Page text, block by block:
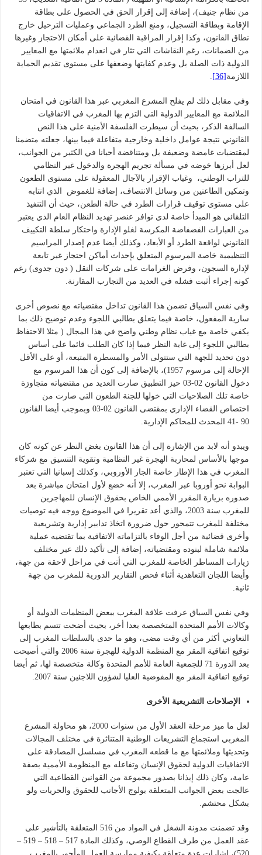
من نظام جنيف)، إضافة إلى إقرار الحق في الحصول على بطاقة
الإقامة وبطاقة التسجيل، ومنع الطرد الجماعي وعمليات الترحيل خارج
نطاق القانون، وكذا إقرار المراقبة القضائية على أمكان الاحتجاز وغيرها
من الضمانات، رغم النقاشات التي تثار في انعدام ملائمتها مع المعايير
الدولية ذات الصلة بل وعدم كفايتها وضعفها على مستوى تقديم الحماية
اللازمة[36]
وفي مقابل ذلك لم يفلح المشرع المغربي عبر هذا القانون في امتحان
الملائمة مع المعايير الدولية التي التزم بها المغرب في الاتفاقيات
السالفة الذكر، بحيث أن سيطرت الفلسفة الأمنية على هذا النص
القانوني نتيجة عوامل داخلية وخارجية متفاعلة فيما بينها، جعلته متضمنا
لمقتضيات غامضة وضعيفة بل ومتناقضة أحيانا في الكثير من الجوانب،
لعل أبرزها خوضه في مسألة تجريم الهجرة والدخول غير النظامي
للتراب الوطني، وغياب الإقرار بالآجال المعقولة على مستوى الطعون
وتمكين الطاعنين من وسائل الانتصاف، إضافة للغموض الذي انتابه
على مستوى توقيف قرارات الطرد في حالة الطعن، حيث أن التنفيذ
التلقائي هو المبدأ خاصة لدى توافر عنصر تهديد النظام العام الذي يعتبر
من العبارات الفضفاضة المكرسة لغلو الإدارة واحتكار سلطة التكييف
القانوني لواقعة الطرد أو الأبعاد، وكذلك أيضا عدم إصدار المراسيم
التنظيمية خاصة المرسوم المتعلق بإحداث أماكن احتجاز غير تابعة
لإدارة السجون، وفرض الغرامات على شركات النقل ( دون جدوى) رغم
كونه إجراء أثبت فشله في العديد من التجارب المقارنة.
وفي نفس السياق تضمن هذا القانون تداخل مقتضياته مع نصوص أخرى
سارية المفعول، خاصة فيما يتعلق بطالبي اللجوء وعدم توضيح ذلك بما
يكفي خاصة مع غياب نظام وطني واضح في هذا المجال ( مثلا الاحتفاظ
بطالبي اللجوء إلى غاية النظر فيما إذا كان الطلب قائما على أساس
دون تحديد للجهة التي ستتولى الأمر والمسطرة المتبعة، أو على الأقل
الإحالة إلى مرسوم 1957)، بالإضافة إلى كون أن هذا المرسوم مع
دخول القانون 02-03 حيز التطبيق صارت العديد من مقتضياته متجاوزة
خاصة تلك الصلاحيات التي خولها للجنة الطعون التي صارت من
اختصاص القضاء الإداري بمقتضى القانون 02-03 وبموجب أيضا القانون
90 -41 المحدث للمحاكم الإدارية.
ويبدو أنه لابد من الإشارة إلى أن هذا القانون بغض النظر عن كونه كان
موجها بالأساس لمحاربة الهجرة غير النظامية وتقوية التنسيق مع شركاء
المغرب في هذا الإطار خاصة الجار الأوروبي، وكذلك إسبانيا التي تعتبر
البوابة نحو أوروبا عبر المغرب، إلا أنه خضع لأول امتحان مباشرة بعد
صدوره بزيارة المقرر الأممي الخاص بحقوق الإنسان للمهاجرين
للمغرب سنة 2003، والذي أعد تقريرا في الموضوع ووجه فيه توصيات
مختلفة للمغرب تتمحور حول ضرورة اتخاذ تدابير إدارية وتشريعية
وأخرى قضائية من أجل الوفاء بالتزاماته الاتفاقية بما تقتضيه عملية
ملائمة شاملة لبنوده ومقتضياته، إضافة إلى تأكيد ذلك عبر مختلف
زيارات المساطر الخاصة للمغرب التي أتت في مراحل لاحقة من جهة،
وأيضا اللجان التعاهدية أثناء فحص التقارير الدورية للمغرب من جهة
ثانية.
وفي نفس السياق عرفت علاقة المغرب ببعض المنظمات الدولية أو
وكالات الأمم المتحدة المتخصصة بعدا أخر، بحيث أضحت تتسم بطابعها
التعاوني أكثر من أي وقت مضى، وهو ما حدى بالسلطات المغرب إلى
توقيع اتفاقية المقر مع المنظمة الدولية للهجرة سنة 2006 والتي أصبحت
بعد الدورة 71 للجمعية العامة للأمم المتحدة وكالة متخصصة لها، ثم أيضا
توقيع اتفاقية المقر مع المفوضية العليا لشؤون اللاجئين سنة 2007.
الإصلاحات التشريعية الأخرى
لعل ما ميز مرحلة العقد الأول من سنوات 2000، هو محاولة المشرع
المغربي استجماع التشريعات الوطنية المتناثرة في مختلف المجالات
وتحديثها وملائمتها مع ما قطعه المغرب في مسلسل المصادقة على
الاتفاقيات الدولية لحقوق الإنسان وتفاعله مع المنظومة الأممية بصفة
عامة، وكان ذلك إيذانا بصدور مجموعة من القوانين القطاعية التي
عالجت بعض الجوانب المتعلقة بولوج الأجانب للحقوق والحريات ولو
بشكل محتشم.
وقد تضمنت مدونة الشغل في المواد من 516 المتعلقة بالتأشير على
عقد العمل من طرف القطاع الوصي، وكذلك المادة 517 – 518 – 519 –